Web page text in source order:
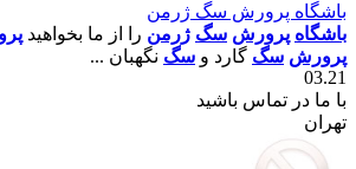
باشگاه پرورش سگ ژرمن
باشگاه پرورش سگ ژرمن را از ما بخواهيد
پرورش سگ گارد و سگ نگهبان ...
03.21
با ما در تماس باشید
تهران